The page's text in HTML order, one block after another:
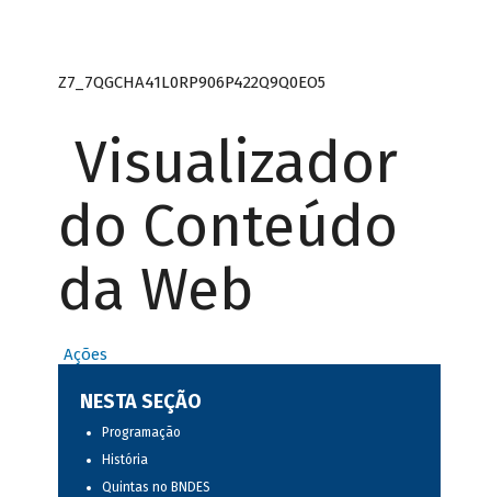
Z7_7QGCHA41L0RP906P422Q9Q0EO5
Visualizador
do Conteúdo
da Web
Ações
NESTA SEÇÃO
Programação
História
Quintas no BNDES